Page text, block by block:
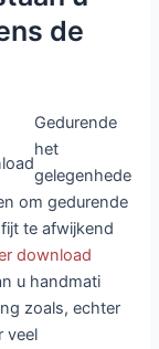
de
Gedurende
het
gelegenhede
om gedurende
te afwijkend
download
u handmati
zoals, echter
veel